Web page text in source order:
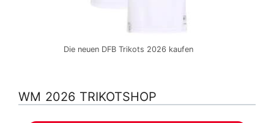
Die neuen DFB Trikots 2026 kaufen
WM 2026 TRIKOTSHOP